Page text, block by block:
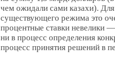
чем ожидали сами казахи).
существующего режима это
процентные ставки невелики
ни в процесс определения
процесс принятия решений в